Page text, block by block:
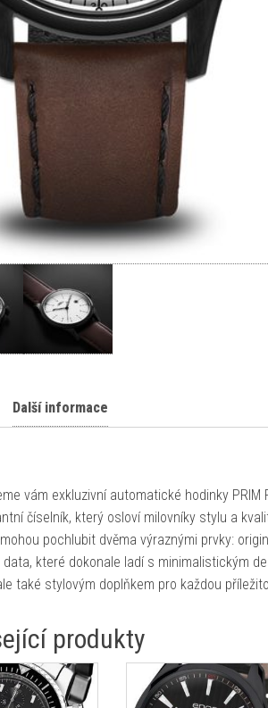
Další informace
vám exkluzivní automatické hodinky
číselník, který osloví milovníky stylu a
pochlubit dvěma výraznými prvky:
data, které dokonale ladí s minimalistickým
také stylovým doplňkem pro každou
produkty